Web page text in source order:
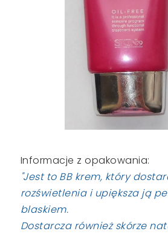
Informacje z opakowania:
"Jest to BB krem, który
rozświetlenia i upiększa ją
blaskiem.
Dostarcza również skórze